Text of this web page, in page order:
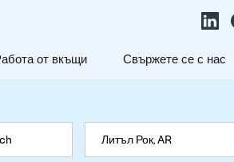
от вкъщи Свържете се с нас